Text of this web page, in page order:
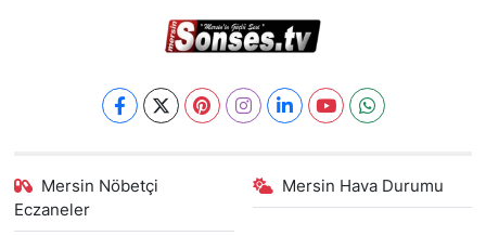
Mersin Nöbetçi
Eczaneler
Mersin Hava Durumu